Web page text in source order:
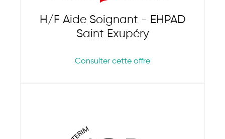
H/F Aide Soignant - EHPAD
Saint Exupéry
Consulter cette offre